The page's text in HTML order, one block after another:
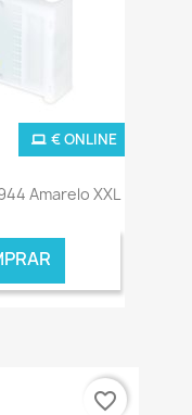
Amarelo XXL
€ ONLINE
favorite_border